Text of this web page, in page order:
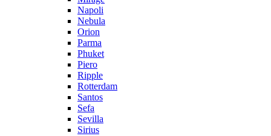
Napoli
Nebula
Orion
Parma
Phuket
Piero
Ripple
Rotterdam
Santos
Sefa
Sevilla
Sirius